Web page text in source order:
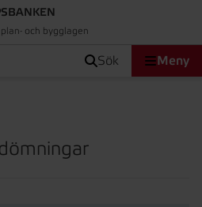
och bygglagen
sök Meny